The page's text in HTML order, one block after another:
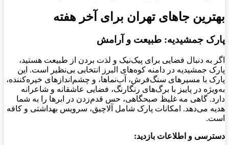
بهترین جاهای تهران برای آخر هفته
پارک جمشیدیه: طبیعت و آرامش
اگر به دنبال فضایی برای پیک‌نیک و لذت بردن از طبیعت هستید،
پارک جمشیدیه در دامنه کوه‌های البرز انتخابی بی‌نظیر است. این
پارک با مسیرهای سنگ‌فرش، آب‌نماها، و چشم‌اندازهای خیره‌کننده،
به‌ویژه در پاییز با برگ‌های رنگارنگ، فضایی عاشقانه و شاعرانه
دارد. گاهی مه غلیظ صبحگاهی، حس قدم‌زدن در ابرها را به شما
هدیه می‌دهد. امکانات پارک شامل آلاچیق، سرویس بهداشتی و کافه
است.
دسترسی و اطلاعات بازدید: